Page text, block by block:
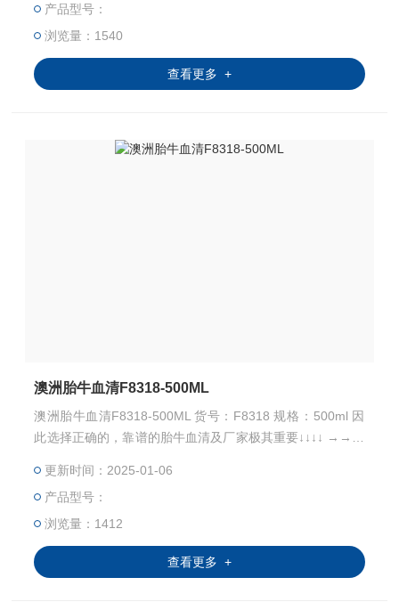
产品型号：
浏览量：1540
查看更多 +
澳洲胎牛血清F8318-500ML
澳洲胎牛血清F8318-500ML 货号：F8318 规格：500ml 因
此选择正确的，靠谱的胎牛血清及厂家极其重要↓↓↓↓ →→→
更新时间：2025-01-06
产品型号：
浏览量：1412
查看更多 +